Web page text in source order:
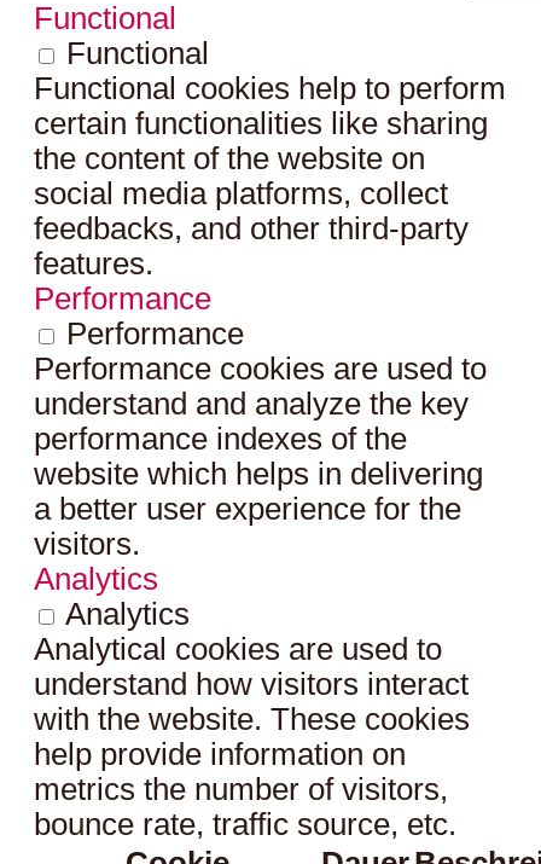
Functional
Functional
Functional cookies help to perform
certain functionalities like sharing
the content of the website on
social media platforms, collect
feedbacks, and other third-party
features.
Performance
Performance
Performance cookies are used to
understand and analyze the key
performance indexes of the
website which helps in delivering
a better user experience for the
visitors.
Analytics
Analytics
Analytical cookies are used to
understand how visitors interact
with the website. These cookies
help provide information on
metrics the number of visitors,
bounce rate, traffic source, etc.